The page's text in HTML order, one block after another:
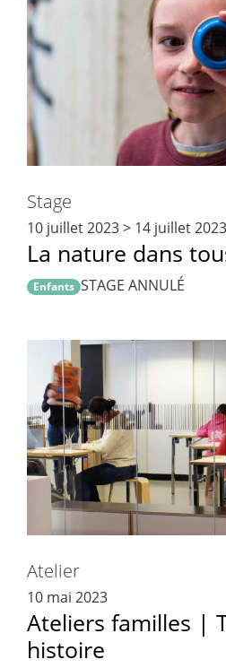
Stage
10 juillet 2023> 14 juillet 2023
La nature dans
Enfants STAGE ANNULÉ
Atelier
10 mai 2023
Ateliers familles |
histoire